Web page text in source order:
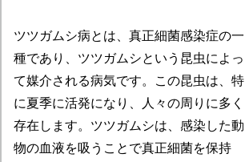
ツツガムシ病とは、真正細菌感染症の一
種であり、ツツガムシという昆虫によっ
て媒介される病気です。この昆虫は、特
に夏季に活発になり、人々の周りに多く
存在します。ツツガムシは、感染した動
物の血液を吸うことで真正細菌を保持